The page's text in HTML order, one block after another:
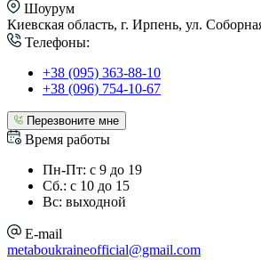
Шоурум
Киевская область, г. Ирпень, ул.
Телефоны:
+38 (095) 363-88-10
+38 (096) 754-10-67
Перезвоните мне
Время работы
Пн-Пт: с 9 до 19
Сб.: с 10 до 15
Вс: выходной
E-mail
metaboukraineofficial@gmail.com